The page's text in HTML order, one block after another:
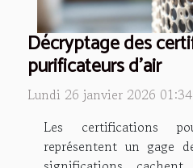
Décryptage des
purificateurs d'air
Lundi 26 janvier 2026 01:34
Les certifications
représentent un gage